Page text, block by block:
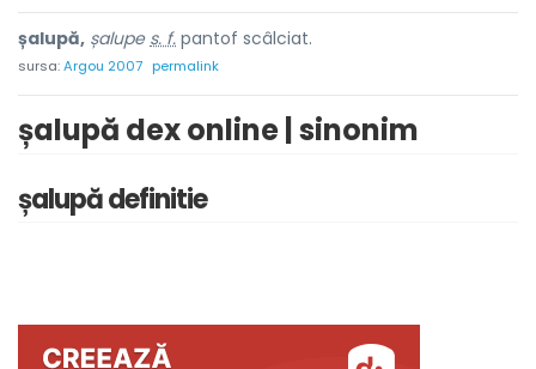
șalupă, șalupe s. f. pantof scâlciat.
sursa:Argou 2007 permalink
șalupă dex online | sinonim
șalupă definitie